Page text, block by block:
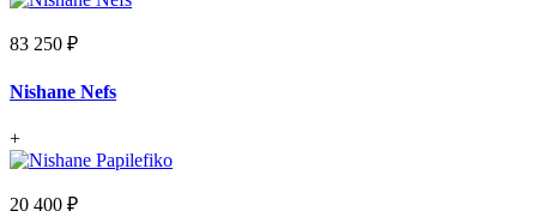
83 250 ₽
Nishane Nefs
+
20 400 ₽